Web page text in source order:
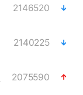
2146520
2140225
2075590